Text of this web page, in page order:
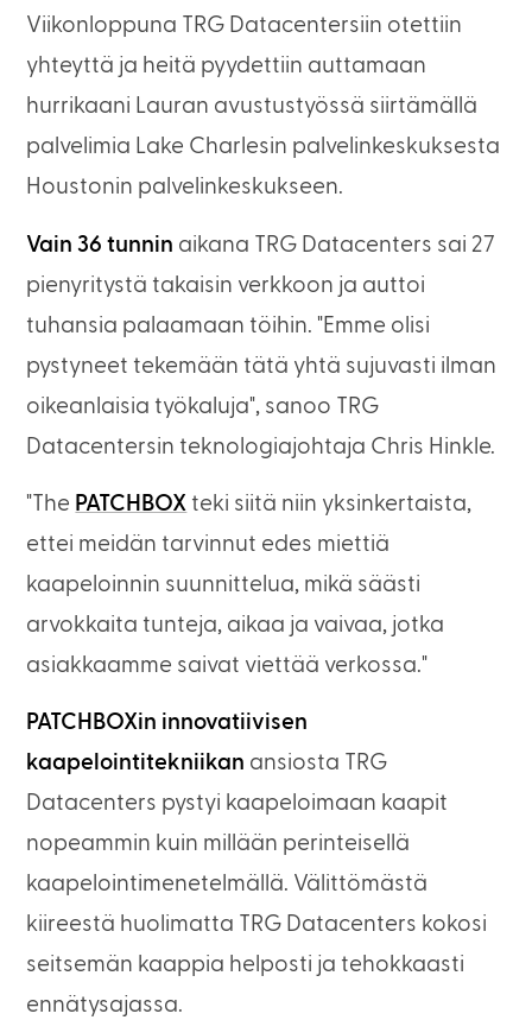
Viikonloppuna TRG Datacentersiin otettiin
yhteyttä ja heitä pyydettiin auttamaan
hurrikaani Lauran avustustyössä siirtämällä
palvelimia Lake Charlesin palvelinkeskuksesta
Houstonin palvelinkeskukseen.
Vain 36 tunnin aikana TRG Datacenters sai 27
pienyritystä takaisin verkkoon ja auttoi
tuhansia palaamaan töihin. "Emme olisi
pystyneet tekemään tätä yhtä sujuvasti ilman
oikeanlaisia työkaluja", sanoo TRG
Datacentersin teknologiajohtaja Chris Hinkle.
"The PATCHBOX teki siitä niin yksinkertaista,
ettei meidän tarvinnut edes miettiä
kaapeloinnin suunnittelua, mikä säästi
arvokkaita tunteja, aikaa ja vaivaa, jotka
asiakkaamme saivat viettää verkossa."
PATCHBOXin innovatiivisen
kaapelointitekniikan ansiosta TRG
Datacenters pystyi kaapeloimaan kaapit
nopeammin kuin millään perinteisellä
kaapelointimenetelmällä. Välittömästä
kiireestä huolimatta TRG Datacenters kokosi
seitsemän kaappia helposti ja tehokkaasti
ennätysajassa.